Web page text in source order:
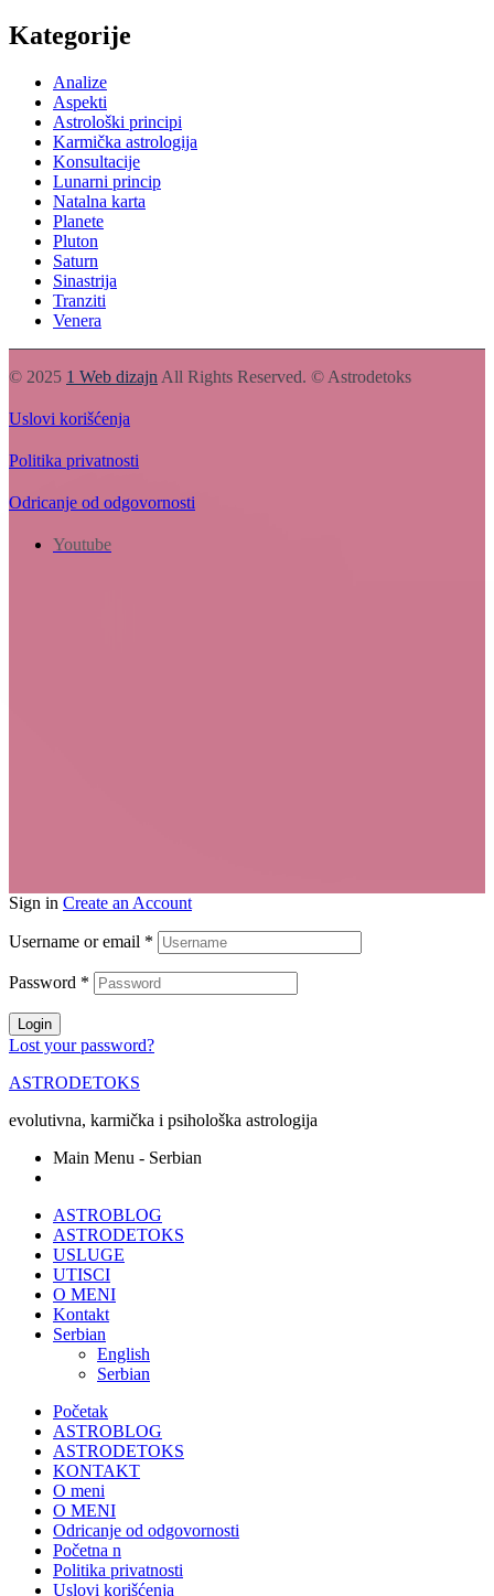
Kategorije
Analize
Aspekti
Astrološki principi
Karmička astrologija
Konsultacije
Lunarni princip
Natalna karta
Planete
Pluton
Saturn
Sinastrija
Tranziti
Venera
© 2025 1 Web dizajn All Rights Reserved. © Astrodetoks
Uslovi korišćenja
Politika privatnosti
Odricanje od odgovornosti
Youtube
Sign in Create an Account
Username or email *
Password *
Login
Lost your password?
ASTRODETOKS
evolutivna, karmička i psihološka astrologija
Main Menu - Serbian
ASTROBLOG
ASTRODETOKS
USLUGE
UTISCI
O MENI
Kontakt
Serbian
English
Serbian
Početak
ASTROBLOG
ASTRODETOKS
KONTAKT
O meni
O MENI
Odricanje od odgovornosti
Početna n
Politika privatnosti
Uslovi korišćenja